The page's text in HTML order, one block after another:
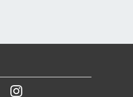
YoutubeInstagram